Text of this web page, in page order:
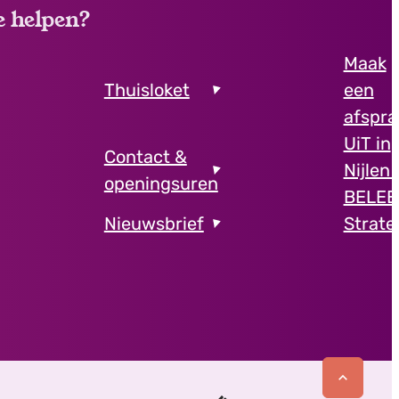
helpen?
Thuisloket
Maak
een
Contact &
openingsuren
UiT in
Nijlen
Nieuwsbrief
Naar